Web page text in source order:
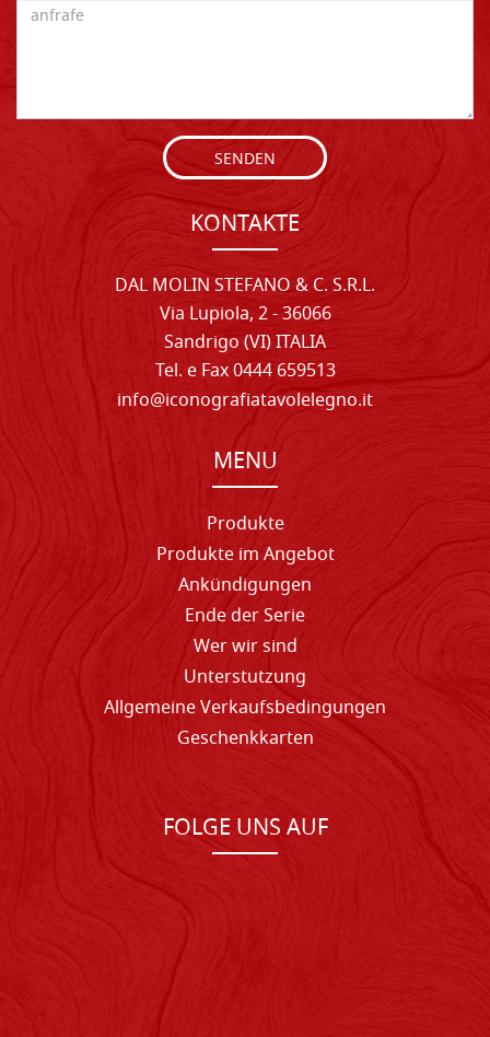
SENDEN
KONTAKTE
DAL MOLIN STEFANO & C. S.R.L.
Via Lupiola, 2 - 36066
Sandrigo (VI) ITALIA
Tel. e Fax 0444 659513
info@iconografiatavolelegno.it
MENU
Produkte
Produkte im Angebot
Ankündigungen
Ende der Serie
Wer wir sind
Unterstutzung
Allgemeine Verkaufsbedingungen
Geschenkkarten
FOLGE UNS AUF